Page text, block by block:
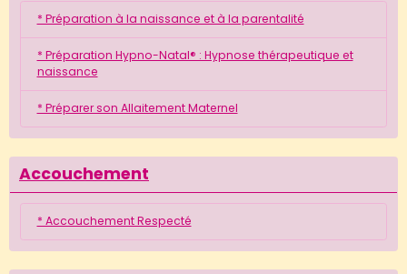
* Préparation à la naissance et à la parentalité
* Préparation Hypno-Natal® : Hypnose thérapeutique et
naissance
* Préparer son Allaitement Maternel
Accouchement
* Accouchement Respecté